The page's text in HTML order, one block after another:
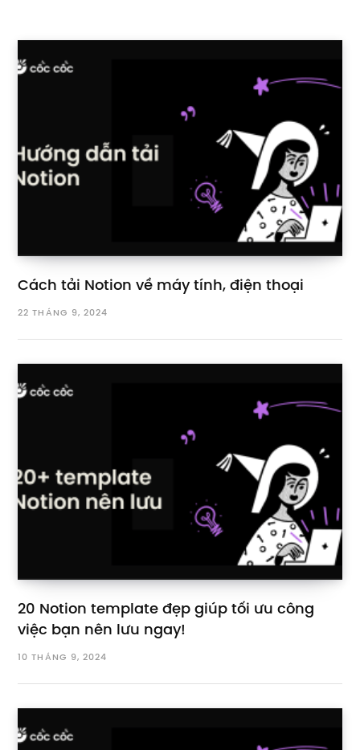
Cách tải Notion về máy tính, điện thoại
22 THÁNG 9, 2024
20 Notion template đẹp giúp tối ưu công
việc bạn nên lưu ngay!
10 THÁNG 9, 2024